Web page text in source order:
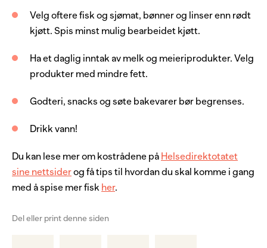
Velg oftere fisk og sjømat, bønner og linser enn rødt
kjøtt. Spis minst mulig bearbeidet kjøtt.
Ha et daglig inntak av melk og meieriprodukter. Velg
produkter med mindre fett.
Godteri, snacks og søte bakevarer bør begrenses.
Drikk vann!
Du kan lese mer om kostrådene på Helsedirektotatet
sine nettsiderog få tips til hvordan du skal komme i gang
med å spise mer fisk her.
Del eller print denne siden